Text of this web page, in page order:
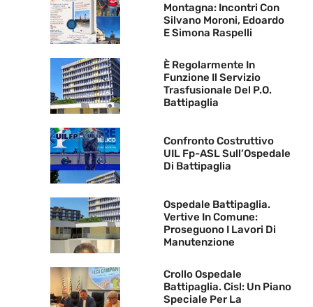
Montagna: Incontri Con
Silvano Moroni, Edoardo
E Simona Raspelli
È Regolarmente In
Funzione Il Servizio
Trasfusionale Del P.O.
Battipaglia
Confronto Costruttivo
UIL Fp-ASL Sull’Ospedale
Di Battipaglia
Ospedale Battipaglia.
Vertive In Comune:
Proseguono I Lavori Di
Manutenzione
Crollo Ospedale
Battipaglia. Cisl: Un Piano
Speciale Per La